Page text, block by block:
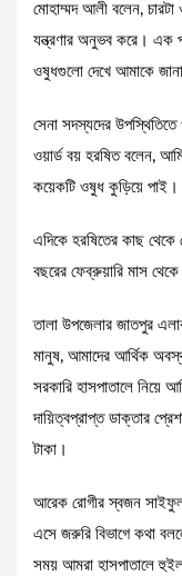
মোহাম্মদ আলী বলেন,
যন্ত্রণার অনুভব করে। এক
ওষুধগুলো দেখে আমাকে
সেনা সদস্যদের উপস্থিতিতে
ওয়ার্ড বয় হরষিত বলেন,
কয়েকটি ওষুধ কুড়িয়ে
এদিকে হরষিতের কাছ থেকে
বছরের ফেব্রুয়ারি মাস
তালা উপজেলার জাতপুর
মানুষ, আমাদের আর্থিক
সরকারি হাসপাতালে নিয়ে
দায়িত্বপ্রাপ্ত ডাক্তার
টাকা।
আরেক রোগীর স্বজন
এসে জরুরি বিভাগে কথা
সময় আমরা হাসপাতালে